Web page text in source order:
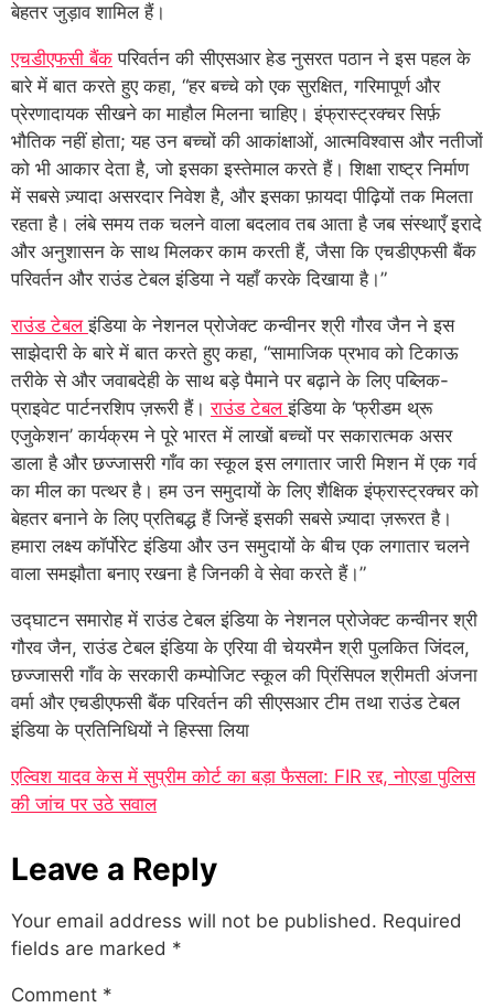
बेहतर जुड़ाव शामिल हैं।
एचडीएफसी बैंक परिवर्तन की सीएसआर हेड नुसरत पठान ने इस पहल के
बारे में बात करते हुए कहा, “हर बच्चे को एक सुरक्षित, गरिमापूर्ण और
प्रेरणादायक सीखने का माहौल मिलना चाहिए। इंफ्रास्ट्रक्चर सिर्फ़
भौतिक नहीं होता; यह उन बच्चों की आकांक्षाओं, आत्मविश्वास और नतीजों
को भी आकार देता है, जो इसका इस्तेमाल करते हैं। शिक्षा राष्ट्र निर्माण
में सबसे ज़्यादा असरदार निवेश है, और इसका फ़ायदा पीढ़ियों तक मिलता
रहता है। लंबे समय तक चलने वाला बदलाव तब आता है जब संस्थाएँ इरादे
और अनुशासन के साथ मिलकर काम करती हैं, जैसा कि एचडीएफसी बैंक
परिवर्तन और राउंड टेबल इंडिया ने यहाँ करके दिखाया है।”
राउंड टेबलइंडिया के नेशनल प्रोजेक्ट कन्वीनर श्री गौरव जैन ने इस
साझेदारी के बारे में बात करते हुए कहा, “सामाजिक प्रभाव को टिकाऊ
तरीके से और जवाबदेही के साथ बड़े पैमाने पर बढ़ाने के लिए पब्लिक-
प्राइवेट पार्टनरशिप ज़रूरी हैं।राउंड टेबलइंडिया के ‘फ्रीडम थ्रू
एजुकेशन’ कार्यक्रम ने पूरे भारत में लाखों बच्चों पर सकारात्मक असर
डाला है और छज्जासरी गाँव का स्कूल इस लगातार जारी मिशन में एक गर्व
का मील का पत्थर है। हम उन समुदायों के लिए शैक्षिक इंफ्रास्ट्रक्चर को
बेहतर बनाने के लिए प्रतिबद्ध हैं जिन्हें इसकी सबसे ज़्यादा ज़रूरत है।
हमारा लक्ष्य कॉर्पोरेट इंडिया और उन समुदायों के बीच एक लगातार चलने
वाला समझौता बनाए रखना है जिनकी वे सेवा करते हैं।”
उद्घाटन समारोह में राउंड टेबल इंडिया के नेशनल प्रोजेक्ट कन्वीनर श्री
गौरव जैन, राउंड टेबल इंडिया के एरिया वी चेयरमैन श्री पुलकित जिंदल,
छज्जासरी गाँव के सरकारी कम्पोजिट स्कूल की प्रिंसिपल श्रीमती अंजना
वर्मा और एचडीएफसी बैंक परिवर्तन की सीएसआर टीम तथा राउंड टेबल
इंडिया के प्रतिनिधियों ने हिस्सा लिया
एल्विश यादव केस में सुप्रीम कोर्ट का बड़ा फैसला: FIR रद्द, नोएडा पुलिस
की जांच पर उठे सवाल
Leave a Reply
Your email address will not be published. Required
fields are marked *
Comment *